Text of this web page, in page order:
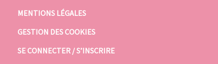
MENTIONS LÉGALES
GESTION DES COOKIES
SE CONNECTER / S’INSCRIRE